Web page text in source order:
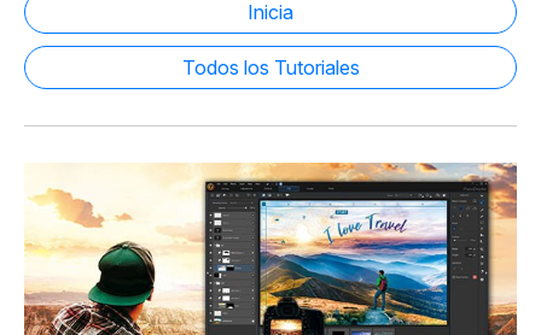
Inicia
Todos los Tutoriales